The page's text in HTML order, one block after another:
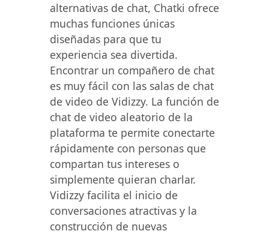
alternativas de chat, Chatki ofrece
muchas funciones únicas
diseñadas para que tu
experiencia sea divertida.
Encontrar un compañero de chat
es muy fácil con las salas de chat
de video de Vidizzy. La función de
chat de video aleatorio de la
plataforma te permite conectarte
rápidamente con personas que
compartan tus intereses o
simplemente quieran charlar.
Vidizzy facilita el inicio de
conversaciones atractivas y la
construcción de nuevas